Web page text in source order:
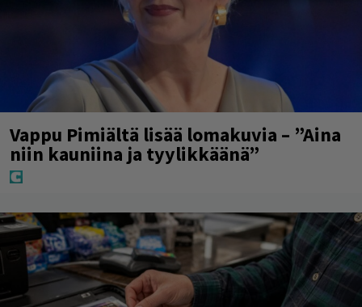
Vappu Pimiältä lisää lomakuvia – ”Aina
niin kauniina ja tyylikkäänä”